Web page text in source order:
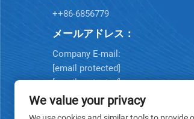
++86-6856779
メールアドレス：
Company E-mail:
[email protected]
[email protected]
[email protected]
We value your privacy